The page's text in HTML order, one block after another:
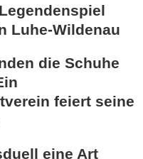
Luhe-Wildenau
die Schuhe
feiert seine
eine Art